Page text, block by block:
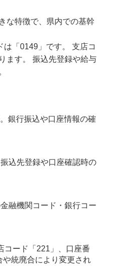
な特徴で、県内での基幹
「0149」です。 支店コ
ます。 振込先登録や給与
銀行振込や口座情報の確
込先登録や口座確認時の
融機関コード・銀行コー
コード「221」、口座番
統廃合により変更され